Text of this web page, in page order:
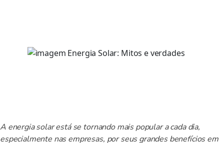
A energia solar está se tornando mais popular a cada dia,
especialmente nas empresas, por seus grandes benefícios em